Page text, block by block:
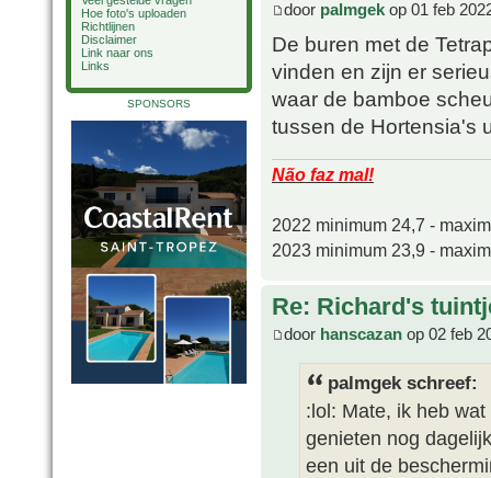
Hoe foto's uploaden
Richtlijnen
Disclaimer
Link naar ons
Links
SPONSORS
door palmgek op 01 feb
De buren met de
vinden en zijn er
waar de bamboe
tussen de Hortensia's
Não faz mal!
2022 minimum 24,7 -
2023 minimum 23,9 -
Re: Richard's
door hanscazan op 02 feb
palmgek schreef:
:lol: Mate, ik heb
genieten nog
een uit de